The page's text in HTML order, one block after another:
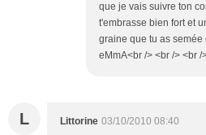
que je vais suivre ton
t'embrasse bien fort et
graine que tu as semée
eMmA<br /> <br /> <br /
L Littorine 03/10/2010 08:40